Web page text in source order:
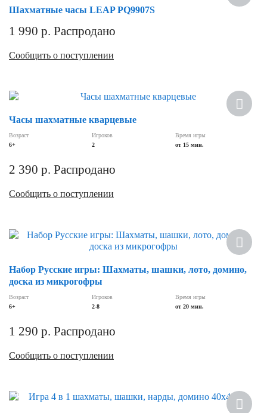
Шахматные часы LEAP PQ9907S
1 990 р. Распродано
Сообщить о поступлении
Часы шахматные кварцевые
Возраст
6+
Игроков
2
Время игры
от 15 мин.
2 390 р. Распродано
Сообщить о поступлении
Набор Русские игры: Шахматы, шашки, лото, домино,
доска из микрогофры
Возраст
6+
Игроков
2-8
Время игры
от 20 мин.
1 290 р. Распродано
Сообщить о поступлении
Хит